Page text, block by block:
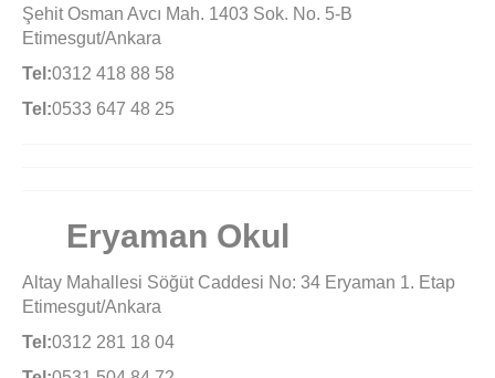
Şehit Osman Avcı Mah. 1403 Sok. No. 5-B
Etimesgut/Ankara
Tel:0312 418 88 58
Tel:0533 647 48 25
Eryaman Okul
Altay Mahallesi Söğüt Caddesi No: 34 Eryaman 1. Etap
Etimesgut/Ankara
Tel:0312 281 18 04